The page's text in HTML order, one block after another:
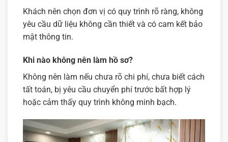
Khách nên chọn đơn vị có quy trình rõ ràng, không
yêu cầu dữ liệu không cần thiết và có cam kết bảo
mật thông tin.
Khi nào không nên làm hồ sơ?
Không nên làm nếu chưa rõ chi phí, chưa biết cách
tất toán, bị yêu cầu chuyển phí trước bất hợp lý
hoặc cảm thấy quy trình không minh bạch.